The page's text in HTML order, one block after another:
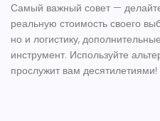
Самый важный совет —
реальную стоимость своего
но и логистику,
инструмент. Используйте
прослужит вам десятилетиями!